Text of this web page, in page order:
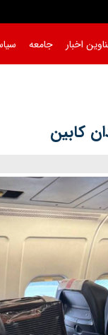
اخبار جامعه
کابین